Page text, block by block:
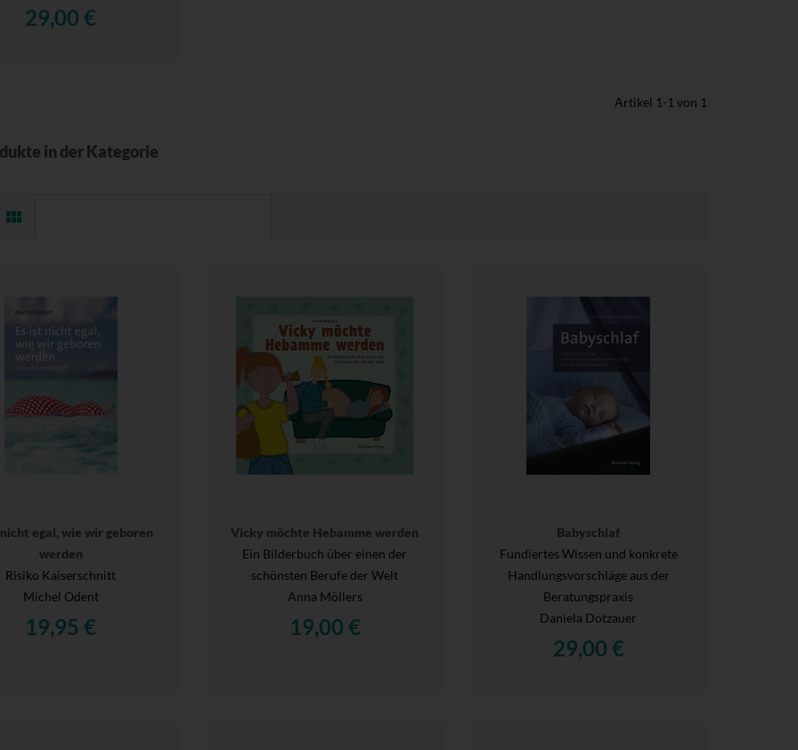
29,00 €
Artikel 1 -1 von 1
in der Kategorie
nicht egal, wie wir geboren
werden
Risiko Kaiserschnitt
Michel Odent
19,95 €
Vicky möchte Hebamme werden
Ein Bilderbuch über einen der
schönsten Berufe der Welt
Anna Möllers
19,00 €
Babyschlaf
Fundiertes Wissen und konkrete
Handlungsvorschläge aus der
Beratungspraxis
Daniela Dotzauer
29,00 €